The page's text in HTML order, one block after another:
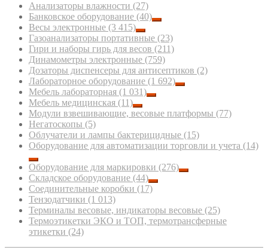
Анализаторы влажности (27)
Банковское оборудование (40)
Весы электронные (3 415)
Газоанализаторы портативные (23)
Гири и наборы гирь для весов (211)
Динамометры электронные (759)
Дозаторы диспенсеры для антисептиков (2)
Лабораторное оборудование (1 692)
Мебель лабораторная (1 031)
Мебель медицинская (11)
Модули взвешивающие, весовые платформы (77)
Негатоскопы (5)
Облучатели и лампы бактерицидные (15)
Оборудование для автоматизации торговли и учета (14)
Оборудование для маркировки (276)
Складское оборудование (44)
Соединительные коробки (17)
Тензодатчики (1 013)
Терминалы весовые, индикаторы весовые (25)
Термоэтикетки ЭКО и ТОП, термотрансферные
этикетки (24)